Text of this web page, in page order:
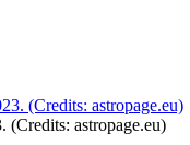
(Credits: astropage.eu)